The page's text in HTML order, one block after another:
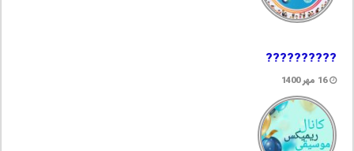
??????????
16 مهر 1400